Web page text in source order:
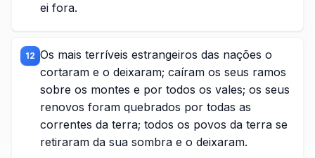
ei fora.
12 Os mais terríveis estrangeiros das nações o
cortaram e o deixaram; caíram os seus ramos
sobre os montes e por todos os vales; os seus
renovos foram quebrados por todas as
correntes da terra; todos os povos da terra se
retiraram da sua sombra e o deixaram.